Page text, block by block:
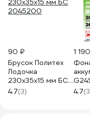
90 ₽
Брусок Политех
Лодочка
230x35x15 мм БС
2045200
4.7(3)
1
200
ЗУ
4.7